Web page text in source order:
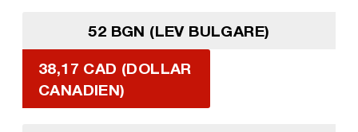
52 BGN (LEV BULGARE)
38,17 CAD (DOLLAR
CANADIEN)